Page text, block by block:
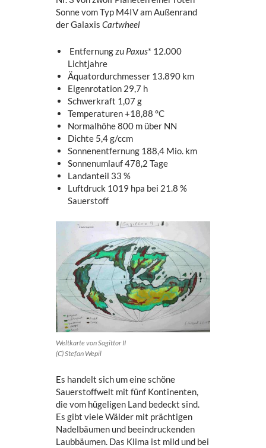
Sonne vom Typ M4IV am Außenrand
der GalaxisCartwheel
Entfernung zu Paxus* 12.000
Lichtjahre
Äquatordurchmesser 13.890 km
Eigenrotation 29,7 h
Schwerkraft 1,07 g
Temperaturen +18,88 °C
Normalhöhe 800 m über NN
Dichte 5,4 g/ccm
Sonnenentfernung 188,4 Mio. km
Sonnenumlauf 478,2 Tage
Landanteil 33 %
Luftdruck 1019 hpa bei 21.8 %
Sauerstoff
Weltkarte von Sagittor II
(C) Stefan Wepil
Es handelt sich um eine schöne
Sauerstoffwelt mit fünf Kontinenten,
die vom hügeligen Land bedeckt sind.
Es gibt viele Wälder mit prächtigen
Nadelbäumen und beeindruckenden
Laubbäumen. Das Klima ist mild und bei